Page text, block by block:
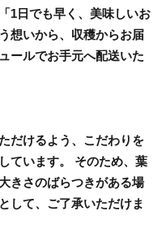
1日でも早く、美味しいお
想いから、収穫からお届
ールでお手元へ配送いた
だけるよう、こだわりを
ています。 そのため、葉
きさのばらつきがある場
して、ご了承いただけま